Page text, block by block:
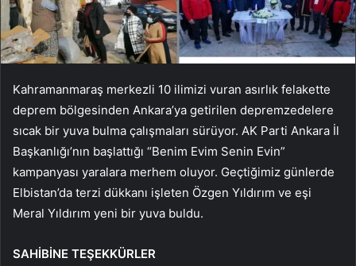
Kahramanmaraş merkezli 10 ilimizi vuran asırlık felakette
deprem bölgesinden Ankara’ya getirilen depremzedelere
sıcak bir yuva bulma çalışmaları sürüyor. AK Parti Ankara İl
Başkanlığı’nın başlattığı “Benim Evim Senin Evin”
kampanyası yaralara merhem oluyor. Geçtiğimiz günlerde
Elbistan’da terzi dükkanı işleten Özgen Yıldırım ve eşi
Meral Yıldırım yeni bir yuva buldu.
SAHİBİNE TEŞEKKÜRLER